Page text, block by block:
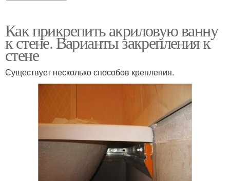
Как прикрепить акриловую ванну
к стене. Варианты закрепления к
стене
Существует несколько способов крепления.